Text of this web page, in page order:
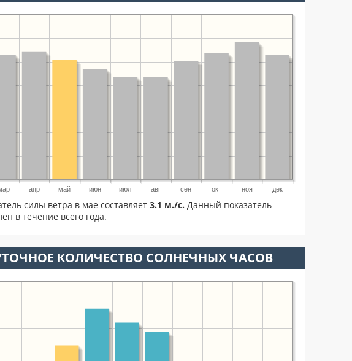
апр май июн июл авг сен окт ноя дек
силы ветра в мае составляет 3.1 м./с. Данный показатель
в течение всего года.
КОЛИЧЕСТВО СОЛНЕЧНЫХ ЧАСОВ